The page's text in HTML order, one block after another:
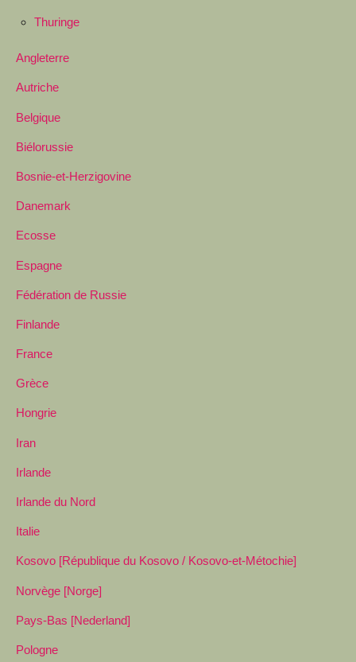
Thuringe
Angleterre
Autriche
Belgique
Biélorussie
Bosnie-et-Herzigovine
Danemark
Ecosse
Espagne
Fédération de Russie
Finlande
France
Grèce
Hongrie
Iran
Irlande
Irlande du Nord
Italie
Kosovo [République du Kosovo / Kosovo-et-Métochie]
Norvège [Norge]
Pays-Bas [Nederland]
Pologne